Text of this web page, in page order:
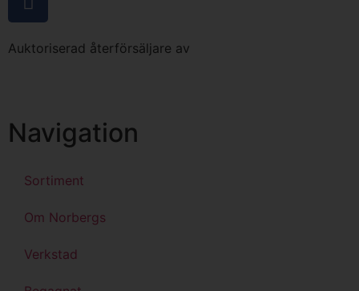
Auktoriserad återförsäljare av
Navigation
Sortiment
Om Norbergs
Verkstad